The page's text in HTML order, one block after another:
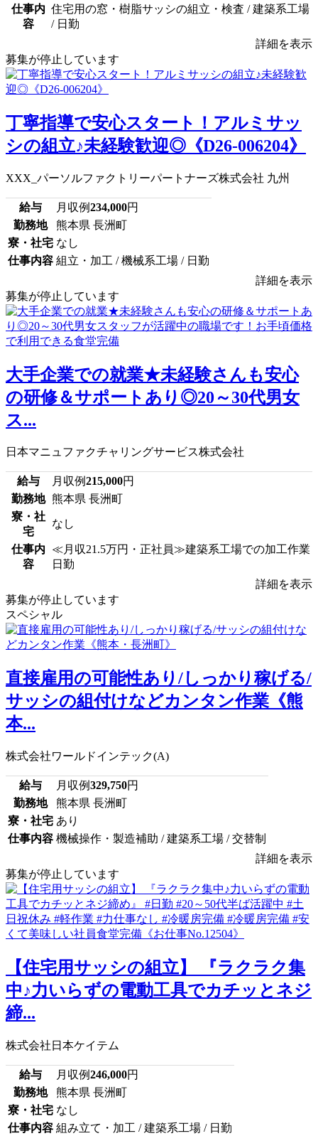
仕事内
容
住宅用の窓・樹脂サッシの組立・検査 / 建築系工場
/ 日勤
詳細を表示
募集が停止しています
丁寧指導で安心スタート！アルミサッ
シの組立♪未経験歓迎◎《D26-006204》
XXX_パーソルファクトリーパートナーズ株式会社 九州
給与 月収例234,000円
勤務地
熊本県 長洲町
寮・社宅 なし
仕事内容 組立・加工 / 機械系工場 / 日勤
詳細を表示
募集が停止しています
大手企業での就業★未経験さんも安心
の研修＆サポートあり◎20～30代男女
ス...
日本マニュファクチャリングサービス株式会社
給与 月収例215,000円
勤務地 熊本県 長洲町
寮・社
宅
なし
仕事内
容
≪月収21.5万円・正社員≫建築系工場での加工作業
日勤
詳細を表示
募集が停止しています
スペシャル
直接雇用の可能性あり/しっかり稼げる/
サッシの組付けなどカンタン作業《熊
本...
株式会社ワールドインテック(A)
給与 月収例329,750円
勤務地
熊本県 長洲町
寮・社宅 あり
仕事内容 機械操作・製造補助 / 建築系工場 / 交替制
詳細を表示
募集が停止しています
【住宅用サッシの組立】 『ラクラク集
中♪力いらずの電動工具でカチッとネジ
締...
株式会社日本ケイテム
給与 月収例246,000円
勤務地
熊本県 長洲町
寮・社宅 なし
仕事内容 組み立て・加工 / 建築系工場 / 日勤